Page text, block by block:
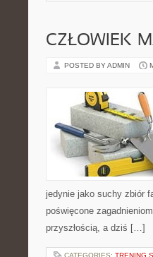
POSTED BY ADMIN
jedynie jako suchy zbiór
poświęcone
przyszłością, a dziś […]
CATEGORIES: TRENING